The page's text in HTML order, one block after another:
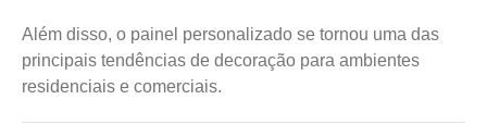
Além disso, o painel personalizado se tornou uma das
principais tendências de decoração para ambientes
residenciais e comerciais.